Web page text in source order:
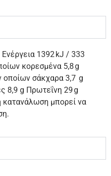
1392 kJ / 333
κορεσμένα 5,8 g
σάκχαρα 3,7 g
8,9 g Πρωτεΐνη 29 g
κατανάλωση μπορεί να